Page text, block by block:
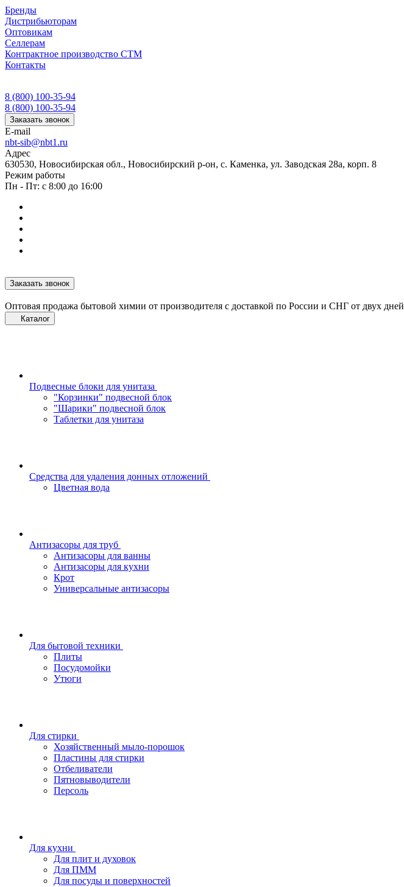
Бренды
Дистрибьюторам
Оптовикам
Селлерам
Контрактное производство СТМ
Контакты
8 (800) 100-35-94
8 (800) 100-35-94
Заказать звонок
E-mail
nbt-sib@nbt1.ru
Адрес
630530, Новосибирская обл., Новосибирский р-он, с. Каменка, ул. Заводская 28а, корп. 8
Режим работы
Пн - Пт: с 8:00 до 16:00
Заказать звонок
Оптовая продажа бытовой химии от производителя с доставкой по России и СНГ от двух дней
Каталог
Подвесные блоки для унитаза
"Корзинки" подвесной блок
"Шарики" подвесной блок
Таблетки для унитаза
Средства для удаления донных отложений
Цветная вода
Антизасоры для труб
Антизасоры для ванны
Антизасоры для кухни
Крот
Универсальные антизасоры
Для бытовой техники
Плиты
Посудомойки
Утюги
Для стирки
Хозяйственный мыло-порошок
Пластины для стирки
Отбеливатели
Пятновыводители
Персоль
Для кухни
Для плит и духовок
Для ПММ
Для посуды и поверхностей